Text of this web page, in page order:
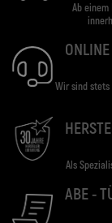
Ab
Wir sind
Als
ABE -